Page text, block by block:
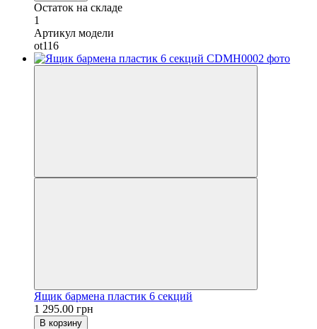
Остаток на складе
1
Артикул модели
ot116
Ящик бармена пластик 6 секций
1 295.00 грн
В корзину